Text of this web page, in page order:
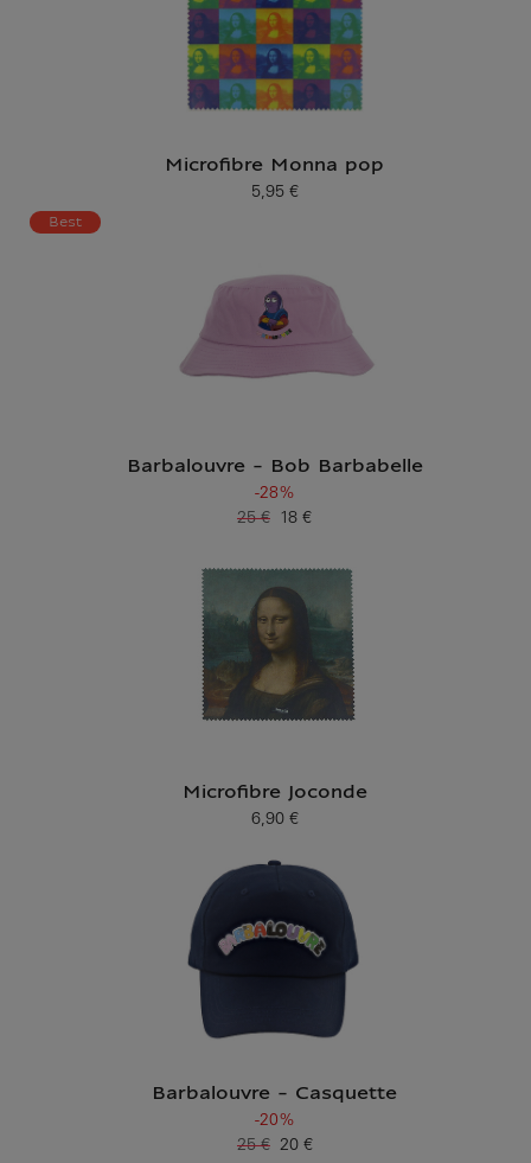
Microfibre Monna pop
Prix ​​actuel
5,95 €
Best
Barbalouvre - Bob Barbabelle
-28%
Prix ​​actuel
18 €
Ancien prix
25 €
Microfibre Joconde
Prix ​​actuel
6,90 €
Barbalouvre - Casquette
-20%
Prix ​​actuel
20 €
Ancien prix
25 €